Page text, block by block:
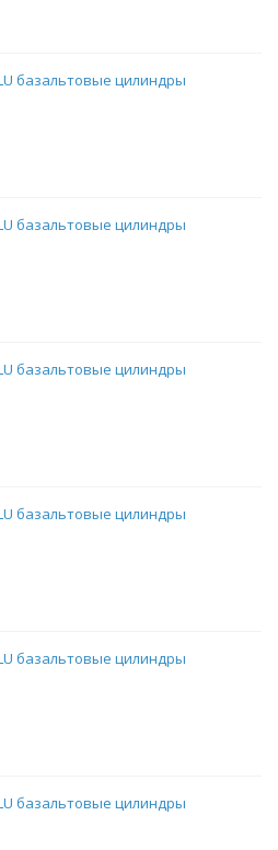
базальтовые цилиндры
базальтовые цилиндры
базальтовые цилиндры
базальтовые цилиндры
базальтовые цилиндры
базальтовые цилиндры